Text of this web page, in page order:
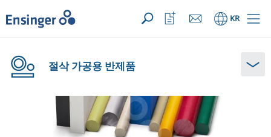
문의사항 ({{productCount}} Products) 열기
홈 KR
관
심
목
절삭 가공용 반제품